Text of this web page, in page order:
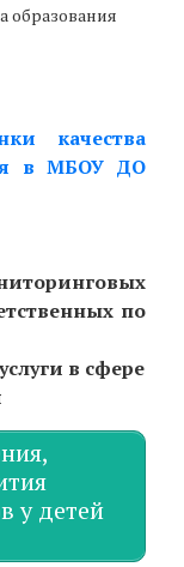
образования
качества
в МБОУ ДО
по
в сфере
у детей